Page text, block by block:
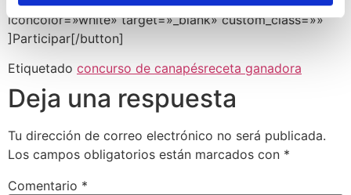
iconcolor=»white» target=»_blank» custom_class=»»
]Participar[/button]
Etiquetado concurso de canapésreceta ganadora
Deja una respuesta
Tu dirección de correo electrónico no será publicada.
Los campos obligatorios están marcados con *
Comentario *